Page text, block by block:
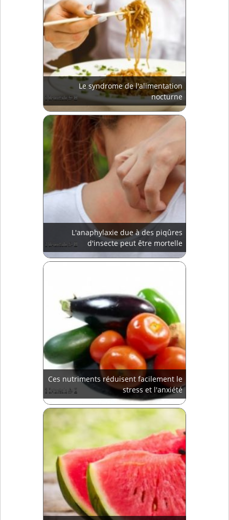
Le syndrome de l'alimentation
nocturne
L'anaphylaxie due à des piqûres
d'insecte peut être mortelle
Ces nutriments réduisent facilement le
stress et l'anxiété